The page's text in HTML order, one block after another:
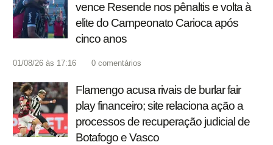
vence Resende nos pênaltis e volta à
elite do Campeonato Carioca após
cinco anos
01/08/26 às 17:16 0 comentários
Flamengo acusa rivais de burlar fair
play financeiro; site relaciona ação a
processos de recuperação judicial de
Botafogo e Vasco